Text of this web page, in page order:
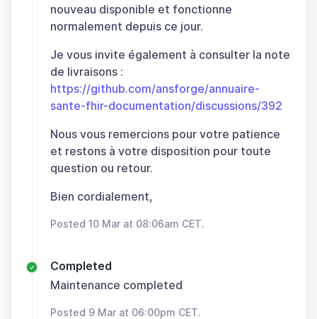
nouveau disponible et fonctionne
normalement depuis ce jour.
Je vous invite également à consulter la note
de livraisons :
https://github.com/ansforge/annuaire-
sante-fhir-documentation/discussions/392
Nous vous remercions pour votre patience
et restons à votre disposition pour toute
question ou retour.
Bien cordialement,
Posted 10 Mar at 08:06am CET.
Completed
Maintenance completed
Posted 9 Mar at 06:00pm CET.